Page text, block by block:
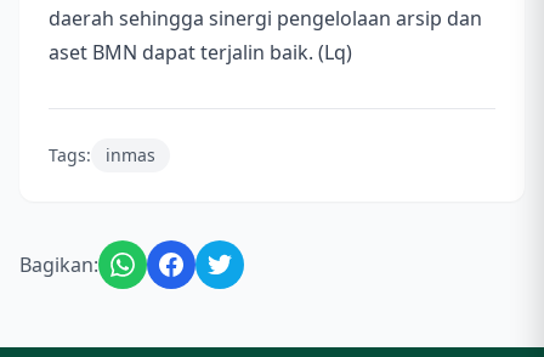
daerah sehingga sinergi pengelolaan arsip dan
aset BMN dapat terjalin baik. (Lq)
Tags: inmas
Bagikan: